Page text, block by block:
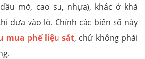
mỡ, cao su, nhựa), khác ở khả
đưa vào lò. Chính các biến số này
mua phế liệu sắt, chứ không phải